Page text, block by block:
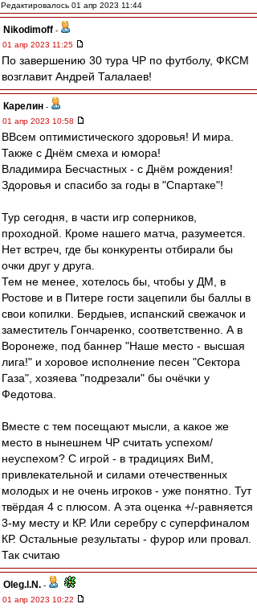
Редактировалось 01 апр 2023 11:44
Nikodimoff -
01 апр 2023 11:25
По завершению 30 тура ЧР по футболу, ФКСМ
возглавит Андрей Талалаев!
Карелин -
01 апр 2023 10:58
ВВсем оптимистического здоровья! И мира.
Также с Днём смеха и юмора!
Владимира Бесчастных - с Днём рождения!
Здоровья и спасибо за годы в "Спартаке"!
Тур сегодня, в части игр соперников,
проходной. Кроме нашего матча, разумеется.
Нет встреч, где бы конкуренты отбирали бы
очки друг у друга.
Тем не менее, хотелось бы, чтобы у ДМ, в
Ростове и в Питере гости зацепили бы баллы в
свои копилки. Бердыев, испанский свежачок и
заместитель Гончаренко, соответственно. А в
Воронеже, под баннер "Наше место - высшая
лига!" и хоровое исполнение песен "Сектора
Газа", хозяева "подрезали" бы очёчки у
Федотова.
Вместе с тем посещают мысли, а какое же
место в нынешнем ЧР считать успехом/
неуспехом? С игрой - в традициях ВиМ,
привлекательной и силами отечественных
молодых и не очень игроков - уже понятно. Тут
твёрдая 4 с плюсом. А эта оценка +/-равняется
3-му месту и КР. Или серебру с суперфиналом
КР. Остальные результаты - фурор или провал.
Так считаю
Oleg.I.N. -
01 апр 2023 10:22